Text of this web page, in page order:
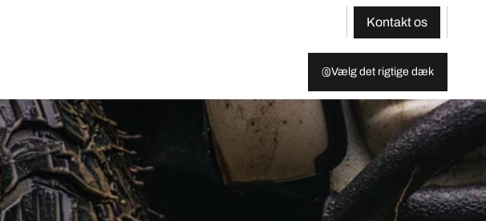
Kontakt os
Vælg det rigtige dæk